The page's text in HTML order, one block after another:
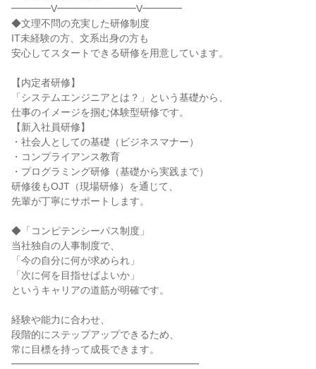
━━━━V━━━━━━━━V━━━━
◆文理不問の充実した研修制度
IT未経験の方、文系出身の方も
安心してスタートできる研修を用意しています。
【内定者研修】
「システムエンジニアとは？」という基礎から、
仕事のイメージを掴む体験型研修です。
【新入社員研修】
・社会人としての基礎（ビジネスマナー）
・コンプライアンス教育
・プログラミング研修（基礎から実践まで）
研修後もOJT（現場研修）を通じて、
先輩が丁寧にサポートします。
◆「コンピテンシーパス制度」
当社独自の人事制度で、
「今の自分に何が求められ」
「次に何を目指せばよいか」
というキャリアの道筋が明確です。
経験や能力に合わせ、
段階的にステップアップできるため、
常に目標を持って成長できます。
━━━━━━━━━━━━━━━━━━━